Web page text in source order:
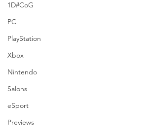
1D#CoG
PC
PlayStation
Xbox
Nintendo
Salons
eSport
Previews